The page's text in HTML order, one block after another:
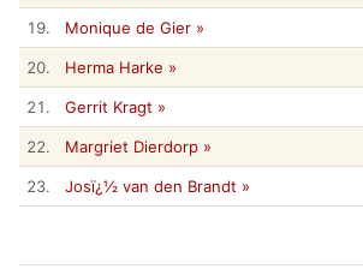
19. Monique de Gier »
20. Herma Harke »
21. Gerrit Kragt »
22. Margriet Dierdorp »
23. Josï¿½ van den Brandt »